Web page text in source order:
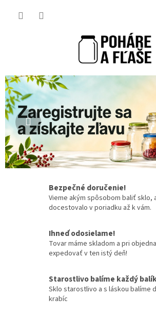
V
i
t
a
j
t
e
Predchádzajúce
Bezpečné doručenie!
Vieme akým spôsobom baliť sklo,
docestovalo v poriadku až k vám.
Ihneď odosielame!
Tovar máme skladom a pri
expedovať v ten istý deň!
Starostlivo balíme každý
Sklo starostlivo a s láskou balíme
krabíc